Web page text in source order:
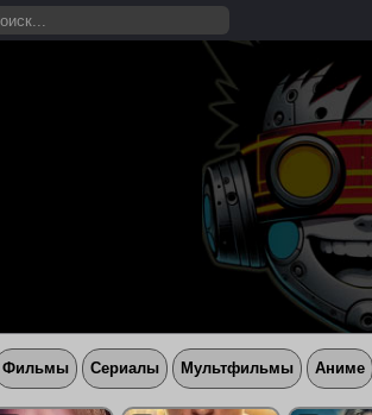
Фильмы Сериалы Мультфильмы Аниме